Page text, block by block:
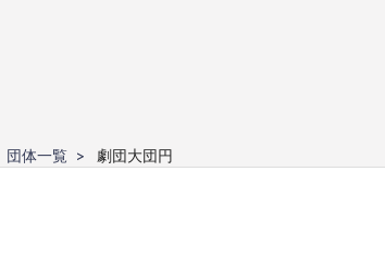
団体一覧 劇団大団円